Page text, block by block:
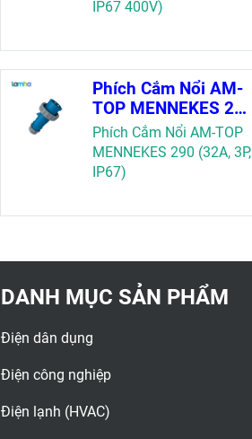
IP67 400V)
Phích Cắm Nổi AM-
TOP MENNEKES 290
(32A, 3P, IP67)
Phích Cắm Nổi AM-TOP
MENNEKES 290 (32A, 3P,
IP67)
DANH MỤC SẢN PHẨM
Điện dân dụng
Điện công nghiệp
Điện lạnh (HVAC)